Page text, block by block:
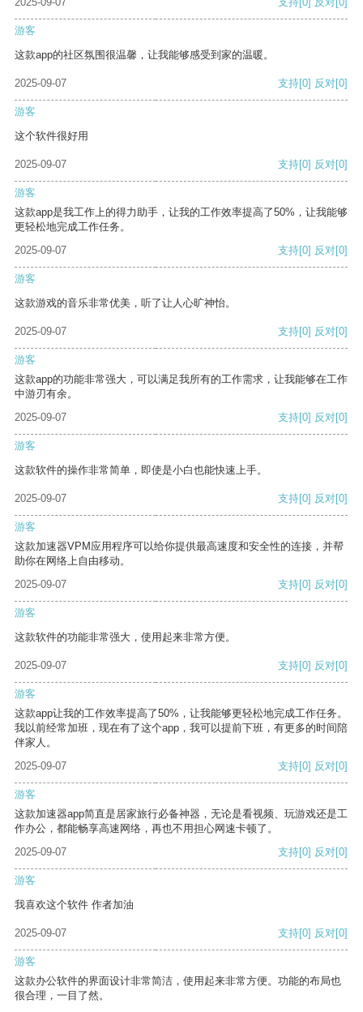
游客
这款app的社区氛围很温馨，让我能够感受到家的温暖。
2025-09-07 支持[0] 反对[0]
游客
这个软件很好用
2025-09-07 支持[0] 反对[0]
游客
这款app是我工作上的得力助手，让我的工作效率提高了50%，让我能够
更轻松地完成工作任务。
2025-09-07
支持[0] 反对[0]
游客
这款游戏的音乐非常优美，听了让人心旷神怡。
2025-09-07 支持[0] 反对[0]
游客
这款app的功能非常强大，可以满足我所有的工作需求，让我能够在工作
中游刃有余。
2025-09-07
支持[0] 反对[0]
游客
这款软件的操作非常简单，即使是小白也能快速上手。
2025-09-07 支持[0] 反对[0]
游客
这款加速器VPM应用程序可以给你提供最高速度和安全性的连接，并帮
助你在网络上自由移动。
2025-09-07
支持[0] 反对[0]
游客
这款软件的功能非常强大，使用起来非常方便。
2025-09-07 支持[0] 反对[0]
游客
这款app让我的工作效率提高了50%，让我能够更轻松地完成工作任务。
我以前经常加班，现在有了这个app，我可以提前下班，有更多的时间陪
伴家人。
2025-09-07
支持[0] 反对[0]
游客
这款加速器app简直是居家旅行必备神器，无论是看视频、玩游戏还是工
作办公，都能畅享高速网络，再也不用担心网速卡顿了。
2025-09-07
支持[0] 反对[0]
游客
我喜欢这个软件 作者加油
2025-09-07 支持[0] 反对[0]
游客
这款办公软件的界面设计非常简洁，使用起来非常方便。功能的布局也
很合理，一目了然。